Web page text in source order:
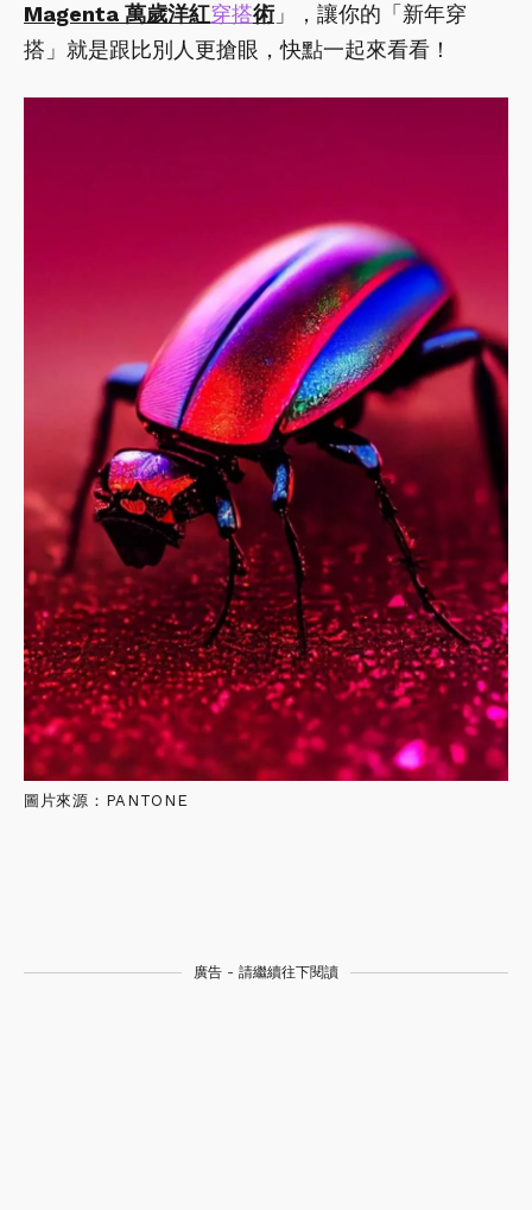
Magenta 萬歲洋紅穿搭術」，讓你的「新年穿
搭」就是跟比別人更搶眼，快點一起來看看！
圖片來源：PANTONE
廣告 - 請繼續往下閱讀